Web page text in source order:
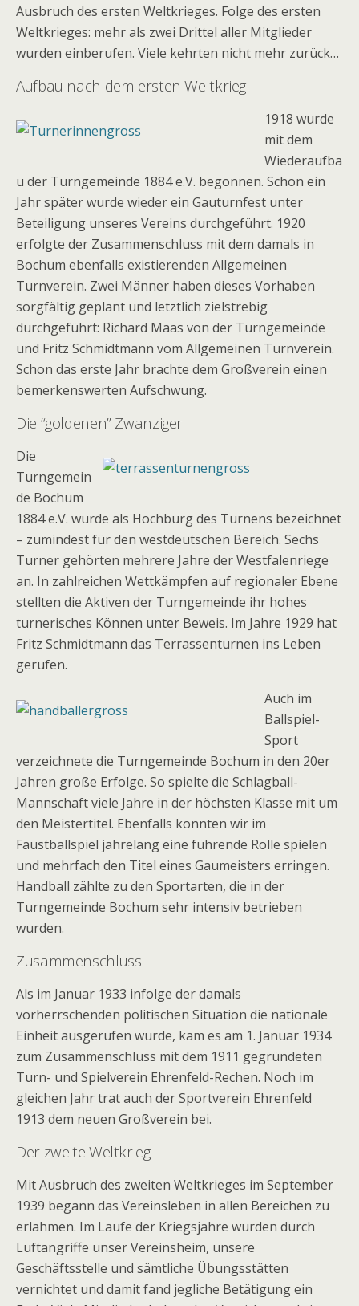
Ausbruch des ersten Weltkrieges. Folge des ersten
Weltkrieges: mehr als zwei Drittel aller Mitglieder
wurden einberufen. Viele kehrten nicht mehr zurück…
Aufbau nach dem ersten Weltkrieg
1918 wurde
mit dem
Wiederaufba
u der Turngemeinde 1884 e.V. begonnen. Schon ein
Jahr später wurde wieder ein Gauturnfest unter
Beteiligung unseres Vereins durchgeführt. 1920
erfolgte der Zusammenschluss mit dem damals in
Bochum ebenfalls existierenden Allgemeinen
Turnverein. Zwei Männer haben dieses Vorhaben
sorgfältig geplant und letztlich zielstrebig
durchgeführt: Richard Maas von der Turngemeinde
und Fritz Schmidtmann vom Allgemeinen Turnverein.
Schon das erste Jahr brachte dem Großverein einen
bemerkenswerten Aufschwung.
Die “goldenen” Zwanziger
Die
Turngemein
de Bochum
1884 e.V. wurde als Hochburg des Turnens bezeichnet
– zumindest für den westdeutschen Bereich. Sechs
Turner gehörten mehrere Jahre der Westfalenriege
an. In zahlreichen Wettkämpfen auf regionaler Ebene
stellten die Aktiven der Turngemeinde ihr hohes
turnerisches Können unter Beweis. Im Jahre 1929 hat
Fritz Schmidtmann das Terrassenturnen ins Leben
gerufen.
Auch im
Ballspiel-
Sport
verzeichnete die Turngemeinde Bochum in den 20er
Jahren große Erfolge. So spielte die Schlagball-
Mannschaft viele Jahre in der höchsten Klasse mit um
den Meistertitel. Ebenfalls konnten wir im
Faustballspiel jahrelang eine führende Rolle spielen
und mehrfach den Titel eines Gaumeisters erringen.
Handball zählte zu den Sportarten, die in der
Turngemeinde Bochum sehr intensiv betrieben
wurden.
Zusammenschluss
Als im Januar 1933 infolge der damals
vorherrschenden politischen Situation die nationale
Einheit ausgerufen wurde, kam es am 1. Januar 1934
zum Zusammenschluss mit dem 1911 gegründeten
Turn- und Spielverein Ehrenfeld-Rechen. Noch im
gleichen Jahr trat auch der Sportverein Ehrenfeld
1913 dem neuen Großverein bei.
Der zweite Weltkrieg
Mit Ausbruch des zweiten Weltkrieges im September
1939 begann das Vereinsleben in allen Bereichen zu
erlahmen. Im Laufe der Kriegsjahre wurden durch
Luftangriffe unser Vereinsheim, unsere
Geschäftsstelle und sämtliche Übungsstätten
vernichtet und damit fand jegliche Betätigung ein